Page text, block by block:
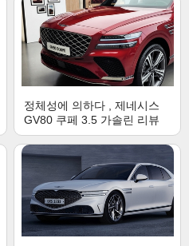
정체성에 의하다 , 제네시스
GV80 쿠페 3.5 가솔린 리뷰